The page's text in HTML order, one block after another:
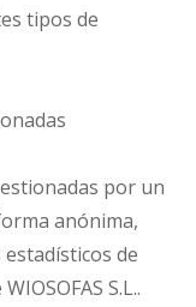
tipos de
por un
anónima,
de
S.L..